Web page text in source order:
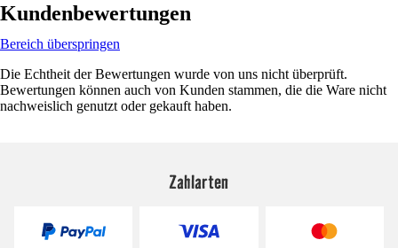
Kundenbewertungen
Bereich überspringen
Die Echtheit der Bewertungen wurde von uns nicht überprüft.
Bewertungen können auch von Kunden stammen, die die Ware nicht
nachweislich genutzt oder gekauft haben.
Zahlarten